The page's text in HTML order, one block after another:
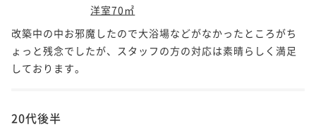
洋室70㎡
改築中の中お邪魔したので大浴場などがなかったところがち
ょっと残念でしたが、スタッフの方の対応は素晴らしく満足
しております。
20代後半